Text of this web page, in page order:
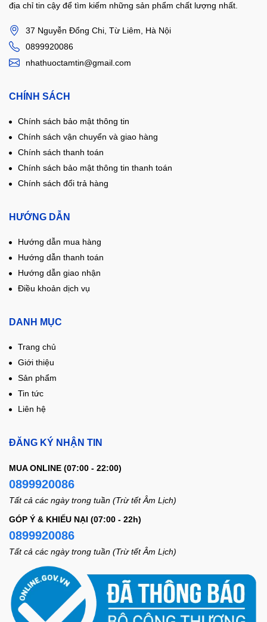
địa chỉ tin cậy để tìm kiếm những sản phẩm chất lượng nhất.
37 Nguyễn Đổng Chi, Từ Liêm, Hà Nội
0899920086
nhathuoctamtin@gmail.com
CHÍNH SÁCH
Chính sách bảo mật thông tin
Chính sách vận chuyển và giao hàng
Chính sách thanh toán
Chính sách bảo mật thông tin thanh toán
Chính sách đổi trả hàng
HƯỚNG DẪN
Hướng dẫn mua hàng
Hướng dẫn thanh toán
Hướng dẫn giao nhận
Điều khoản dịch vụ
DANH MỤC
Trang chủ
Giới thiệu
Sản phẩm
Tin tức
Liên hệ
ĐĂNG KÝ NHẬN TIN
MUA ONLINE (07:00 - 22:00)
0899920086
Tất cả các ngày trong tuần (Trừ tết Âm Lịch)
GÓP Ý & KHIẾU NẠI (07:00 - 22h)
0899920086
Tất cả các ngày trong tuần (Trừ tết Âm Lịch)